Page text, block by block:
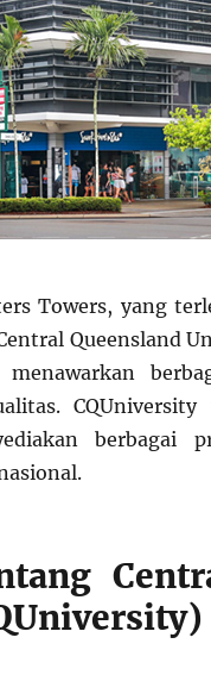
Towers, yang
Queensland
menawarkan
berbagai